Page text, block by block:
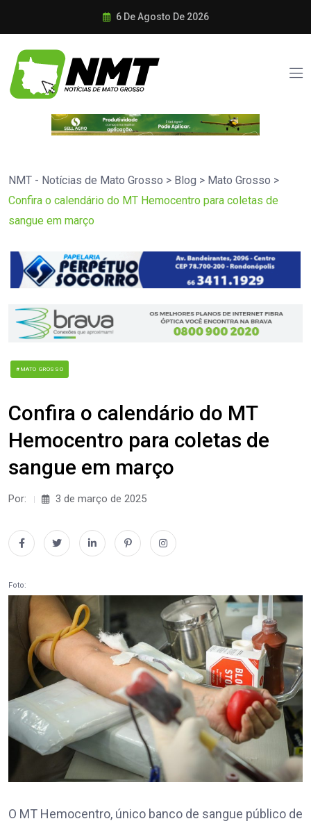
6 De Agosto De 2026
NMT - Notícias de Mato Grosso > Blog > Mato Grosso >
Confira o calendário do MT Hemocentro para coletas de
sangue em março
#MATO GROSSO
Confira o calendário do MT
Hemocentro para coletas de
sangue em março
Por: 3 de março de 2025
Foto:
O MT Hemocentro, único banco de sangue público de